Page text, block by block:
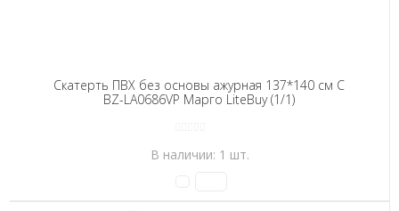
Скатерть ПВХ без основы ажурная 137*140 см C
BZ-LA0686VP Марго LiteBuy (1/1)
В наличии: 1 шт.